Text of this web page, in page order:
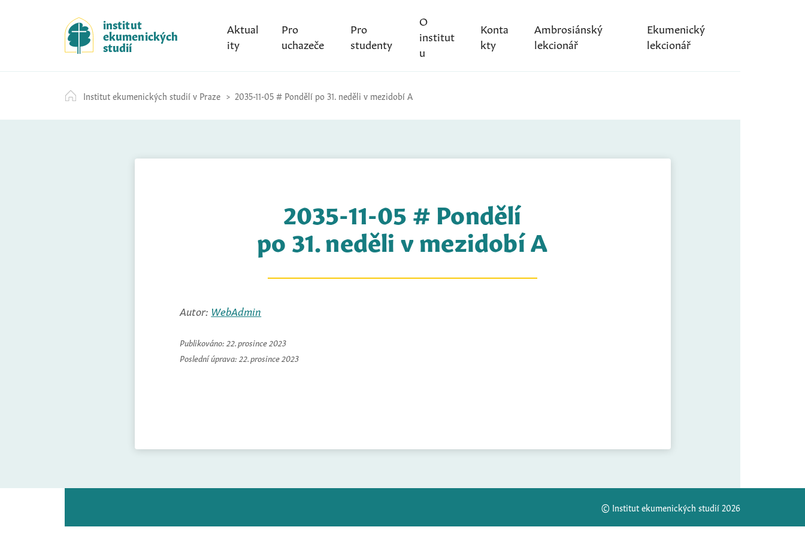
k
i
p
t
c
o
institut
ekumenických
studií
Aktual
ity
Pro
uchazeče
Pro
studenty
O
institut
u
Konta
kty
Ambrosiánský
lekcionář
Ekumenický
lekcionář
Institut ekumenických studií v Praze 2035-11-05 # Pondělí po 31. neděli v mezidobí A
2035-11-05 # Pondělí
po 31. neděli v mezidobí A
Autor: WebAdmin
Publikováno: 22. prosince 2023
Poslední úprava: 22. prosince 2023
© Institut ekumenických studií 2026